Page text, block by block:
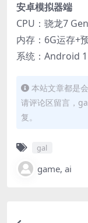
​安卓模拟器端​
CPU：骁龙7
内存：6G运存+
系统：Android
本站文章都是
请评论区留言，
复。
gal
game, ai